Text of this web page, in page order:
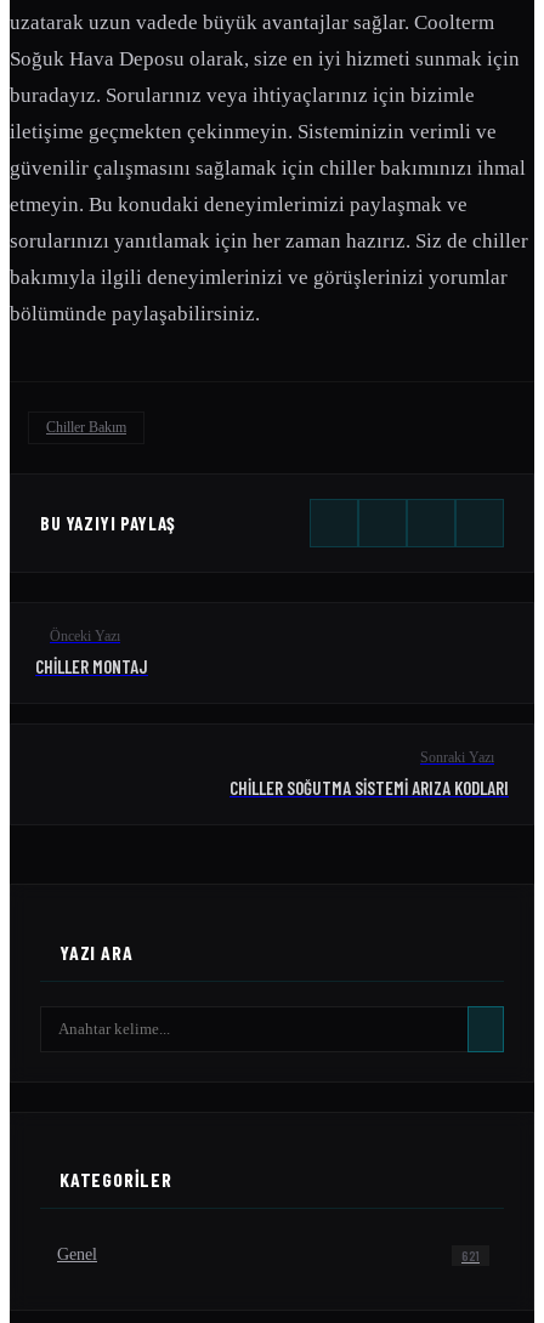
uzatarak uzun vadede büyük avantajlar sağlar. Coolterm
Soğuk Hava Deposu olarak, size en iyi hizmeti sunmak için
buradayız. Sorularınız veya ihtiyaçlarınız için bizimle
iletişime geçmekten çekinmeyin. Sisteminizin verimli ve
güvenilir çalışmasını sağlamak için chiller bakımınızı ihmal
etmeyin. Bu konudaki deneyimlerimizi paylaşmak ve
sorularınızı yanıtlamak için her zaman hazırız. Siz de chiller
bakımıyla ilgili deneyimlerinizi ve görüşlerinizi yorumlar
bölümünde paylaşabilirsiniz.
Chiller Bakım
BU YAZIYI PAYLAŞ
Önceki Yazı
CHILLER MONTAJ
Sonraki Yazı
CHILLER SOĞUTMA SISTEMI ARIZA KODLARI
YAZI ARA
KATEGORILER
Genel 621